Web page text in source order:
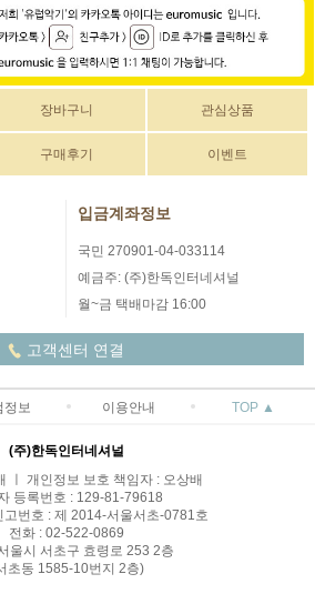
장바구니 관심상품
구매후기 이벤트
입금계좌정보
국민 270901-04-033114
예금주: (주)한독인터네셔널
월~금 택배마감 16:00
고객센터 연결
정보 이용안내 TOP ▲
(주)한독인터네셔널
ㅣ 개인정보 보호 책임자 : 오상배
등록번호 : 129-81-79618
고번호 : 제 2014-서울서초-0781호
전화 : 02-522-0869
울시 서초구 효령로 253 2층
초동 1585-10번지 2층)